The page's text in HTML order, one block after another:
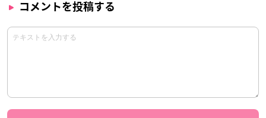
コメントを投稿する